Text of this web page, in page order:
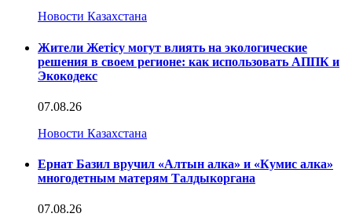
Новости Казахстана
Жители Жетісу могут влиять на экологические
решения в своем регионе: как использовать АППК и
Экокодекс
07.08.26
Новости Казахстана
Ернат Базил вручил «Алтын алка» и «Кумис алка»
многодетным матерям Талдыкоргана
07.08.26